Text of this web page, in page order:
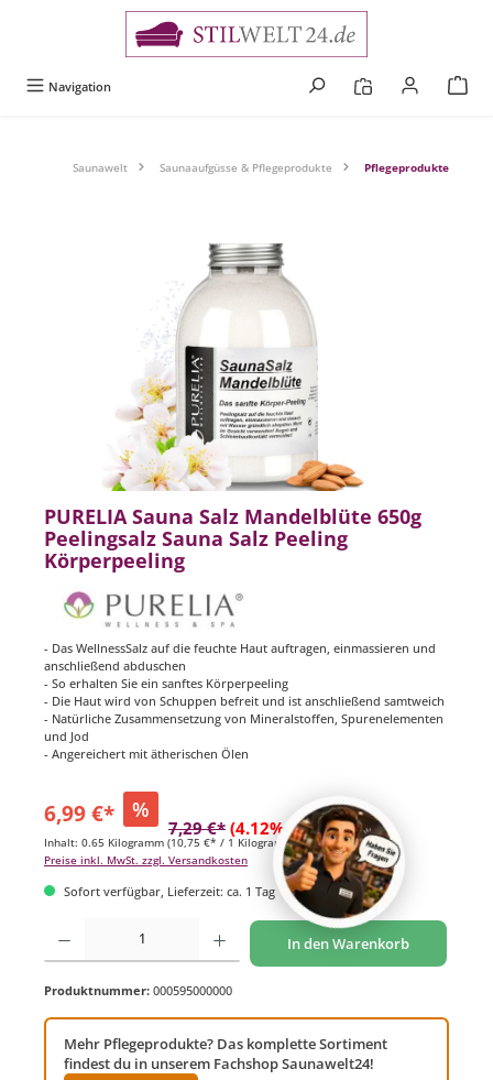
Navigation
Saunawelt Saunaaufgüsse & Pflegeprodukte Pflegeprodukte
PURELIA Sauna Salz Mandelblüte 650g
Peelingsalz Sauna Salz Peeling
Körperpeeling
- Das WellnessSalz auf die feuchte Haut auftragen, einmassieren und
anschließend abduschen
- So erhalten Sie ein sanftes Körperpeeling
- Die Haut wird von Schuppen befreit und ist anschließend samtweich
- Natürliche Zusammensetzung von Mineralstoffen, Spurenelementen
und Jod
- Angereichert mit ätherischen Ölen
6,99 €* %
7,29 €* (4.12% gespart)
Inhalt: 0.65 Kilogramm (10,75 €* / 1 Kilogramm)
Preise inkl. MwSt. zzgl. Versandkosten
Sofort verfügbar, Lieferzeit: ca. 1 Tag
Produkt Anzahl: Gib den gewünschten Wert ein oder benutze die Schaltflächen um
In den Warenkorb
Produktnummer: 000595000000
Mehr Pflegeprodukte? Das komplette Sortiment
findest du in unserem Fachshop Saunawelt24!